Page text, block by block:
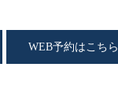
WEB予約はこちら